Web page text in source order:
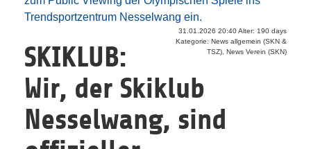
Trendsportzentrum Nesselwang ein.
31.01.2026 20:40 Alter: 190 days
Kategorie: News allgemein (SKN &
TSZ), News Verein (SKN)
SKIKLUB:
Wir, der Skiklub
Nesselwang, sind